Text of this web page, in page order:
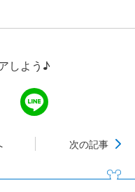
しよう♪
次の記事